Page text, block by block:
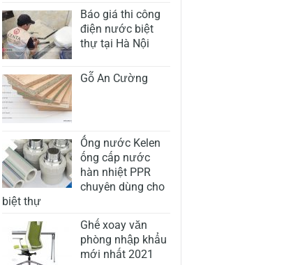
Báo giá thi công
điện nước biệt
thự tại Hà Nội
Gỗ An Cường
Ống nước Kelen
ống cấp nước
hàn nhiệt PPR
chuyên dùng cho
biệt thự
Ghế xoay văn
phòng nhập khẩu
mới nhất 2021